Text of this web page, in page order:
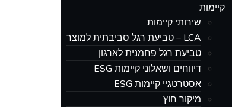
קיימות
שירותי קיימות
LCA – טביעת רגל סביבתית למוצר
טביעת רגל פחמנית לארגון
דיווחים ושאלוני קיימות ESG
אסטרטגיי קיימות ESG
מיקור חוץ